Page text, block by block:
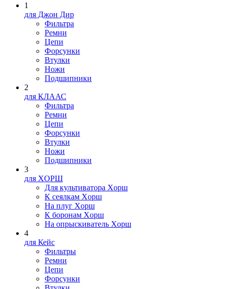
1
для Джон Дир
Фильтра
Ремни
Цепи
Форсунки
Втулки
Ножи
Подшипники
2
для КЛААС
Фильтра
Ремни
Цепи
Форсунки
Втулки
Ножи
Подшипники
3
для XOPШ
Для культиватора Xopш
К сеялкам Xopш
На плуг Xopш
К боронам Xopш
На опрыскиватель Xopш
4
для Кейс
Фильтры
Ремни
Цепи
Форсунки